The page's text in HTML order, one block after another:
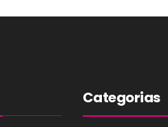
Categorias